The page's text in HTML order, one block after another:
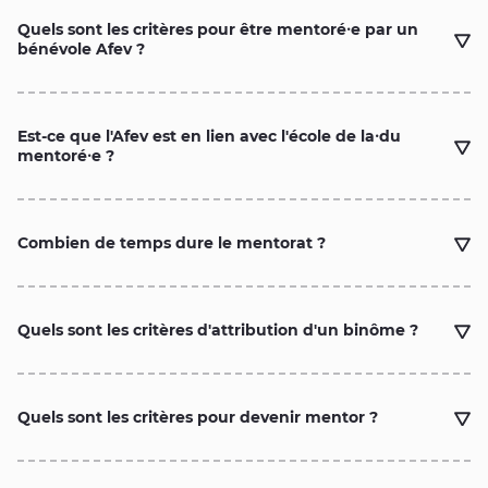
Quels sont les critères pour être mentoré⸱e par un
bénévole Afev ?
Est-ce que l'Afev est en lien avec l'école de la⸱du
mentoré⸱e ?
Combien de temps dure le mentorat ?
Quels sont les critères d'attribution d'un binôme ?
Quels sont les critères pour devenir mentor ?